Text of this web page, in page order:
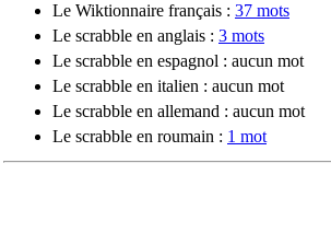
Le Wiktionnaire français : 37 mots
Le scrabble en anglais : 3 mots
Le scrabble en espagnol : aucun mot
Le scrabble en italien : aucun mot
Le scrabble en allemand : aucun mot
Le scrabble en roumain : 1 mot